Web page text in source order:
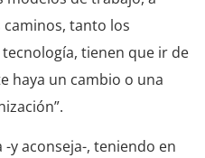
tanto los
tienen que ir de
haya un cambio o una
y aconseja-, teniendo en